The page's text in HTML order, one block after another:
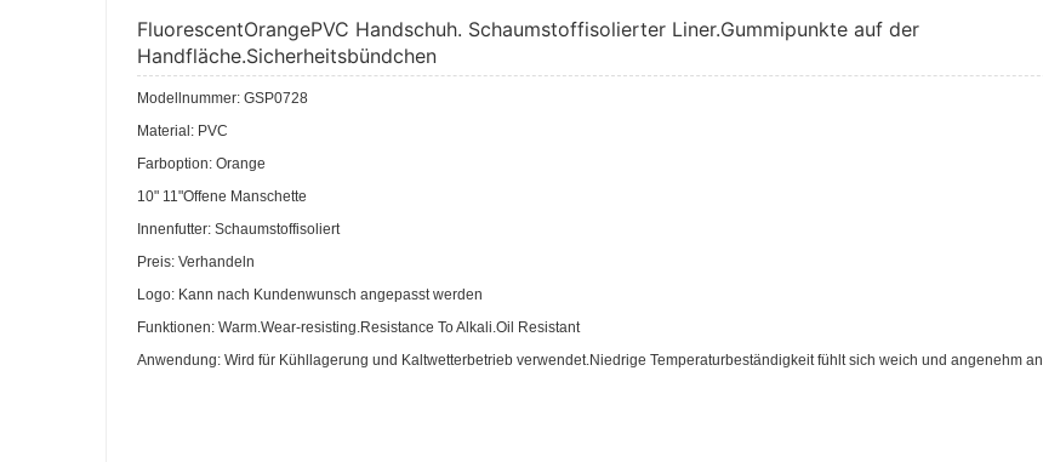
FluorescentOrangePVC Handschuh. Schaumstoffisolierter Liner.Gummipunkte auf der
Handfläche.Sicherheitsbündchen
Modellnummer: GSP0728
Material: PVC
Farboption: Orange
10" 11"Offene Manschette
Innenfutter: Schaumstoffisoliert
Preis: Verhandeln
Logo: Kann nach Kundenwunsch angepasst werden
Funktionen: Warm.Wear-resisting.Resistance To Alkali.Oil Resistant
Anwendung: Wird für Kühllagerung und Kaltwetterbetrieb verwendet.Niedrige Temperaturbeständigkeit fühlt sich weich und angenehm an